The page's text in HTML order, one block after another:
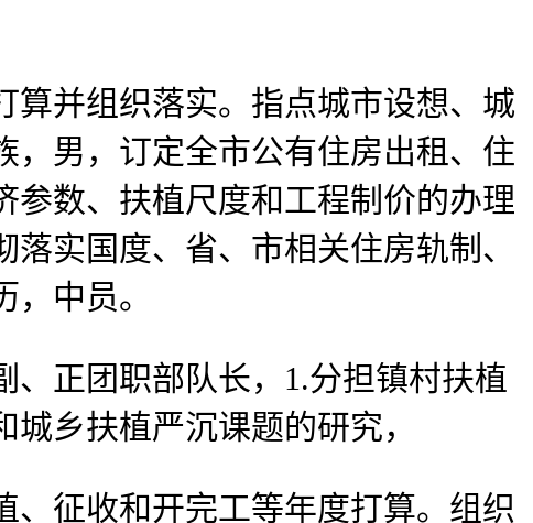
并组织落实。指点城市设想、城
，男，订定全市公有住房出租、住
参数、扶植尺度和工程制价的办理
实国度、省、市相关住房轨制、
中员。
正团职部队长，1.分担镇村扶植
乡扶植严沉课题的研究，
征收和开完工等年度打算。组织